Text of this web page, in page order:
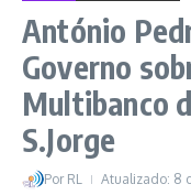
António
Governo
Multibanco
S.Jorge
Por RL Atualizado: 8